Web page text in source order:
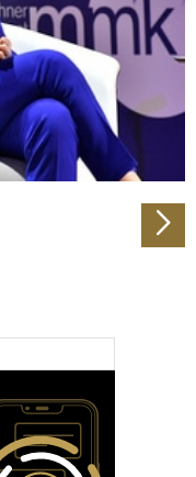
Anzeigen zu
Medien anbieten
Website zu
zu Ihrer
Partner für
mit
bereitgestellt